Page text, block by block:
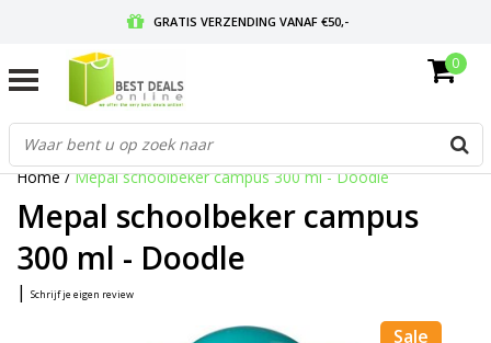
GRATIS VERZENDING VANAF €50,-
GRATIS RETOURNEREN EN 30 DAGEN BEDENKTIJD
0
Home/Mepal schoolbeker campus 300 ml - Doodle
Mepal schoolbeker campus
300 ml - Doodle
| Schrijf je eigen review
Sale